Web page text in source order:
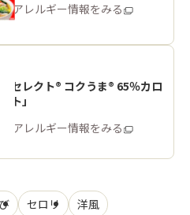
アレルギー情報をみる
セレクト® コクうま® 65％カロ
ト」
アレルギー情報をみる
セロリ
洋風